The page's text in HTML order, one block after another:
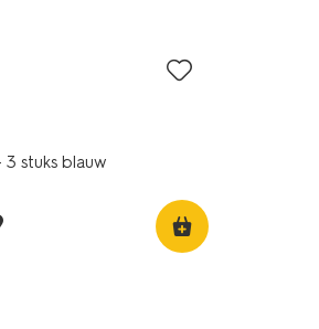
stuks blauw